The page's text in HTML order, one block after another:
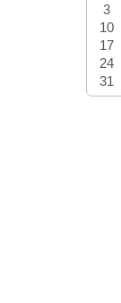
3
10
17
24
31